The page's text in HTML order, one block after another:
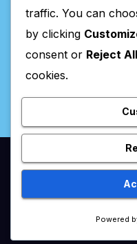
Proudly powered by
HomeAnunciar /
Política de
traffic. You can
by clicking
consent or Reject All
cookies.
Powered